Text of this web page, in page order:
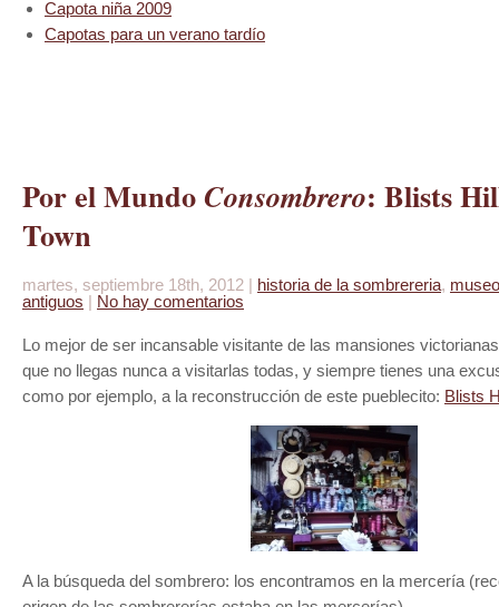
Capota niña 2009
Capotas para un verano tardío
Por el MundoConsombrero: Blists
Town
martes, septiembre 18th, 2012 | historia de la sombrereria, museo
antiguos | No hay comentarios
Lo mejor de ser incansable visitante de las mansiones
que no llegas nunca a visitarlas todas, y siempre tienes una
como por ejemplo, a la reconstrucción de este pueblecito: Blists
A la búsqueda del sombrero: los encontramos en la mercería